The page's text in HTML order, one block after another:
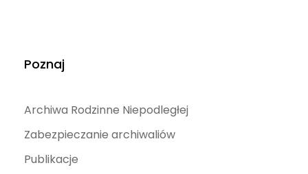
Poznaj
Archiwa Rodzinne Niepodległej
Zabezpieczanie archiwaliów
Publikacje